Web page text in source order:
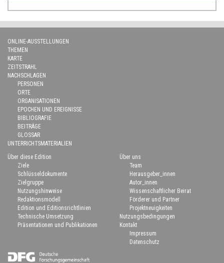
ONLINE-AUSSTELLUNGEN
THEMEN
KARTE
ZEITSTRAHL
NACHSCHLAGEN
PERSONEN
ORTE
ORGANISATIONEN
EPOCHEN UND EREIGNISSE
BIBLIOGRAFIE
BEITRÄGE
GLOSSAR
UNTERRICHTSMATERIALIEN
Über diese Edition
Ziele
Schlüsseldokumente
Zielgruppe
Nutzungshinweise
Redaktionsmodell
Edition und Editionsrichtlinien
Technische Umsetzung
Präsentationen und Publikationen
Über uns
Team
Herausgeber_innen
Autor_innen
Wissenschaftlicher Beirat
Förderer und Partner
Projektneuigkeiten
Nutzungsbedingungen
Kontakt
Impressum
Datenschutz